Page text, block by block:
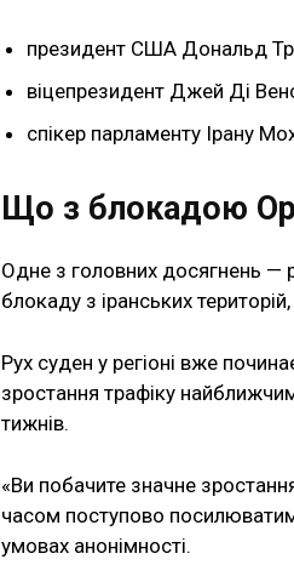
президент США Дональд
віцепрезидент Джей Ді
спікер парламенту Ірану
Що з блокадою
Одне з головних досягнень —
блокаду з іранських
Рух суден у регіоні вже
зростання трафіку
тижнів.
«Ви побачите значне
часом поступово
умовах анонімності.